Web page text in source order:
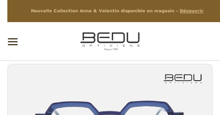
Nouvelle Collection Anne & Valentin disponible en magasin – Découvrir